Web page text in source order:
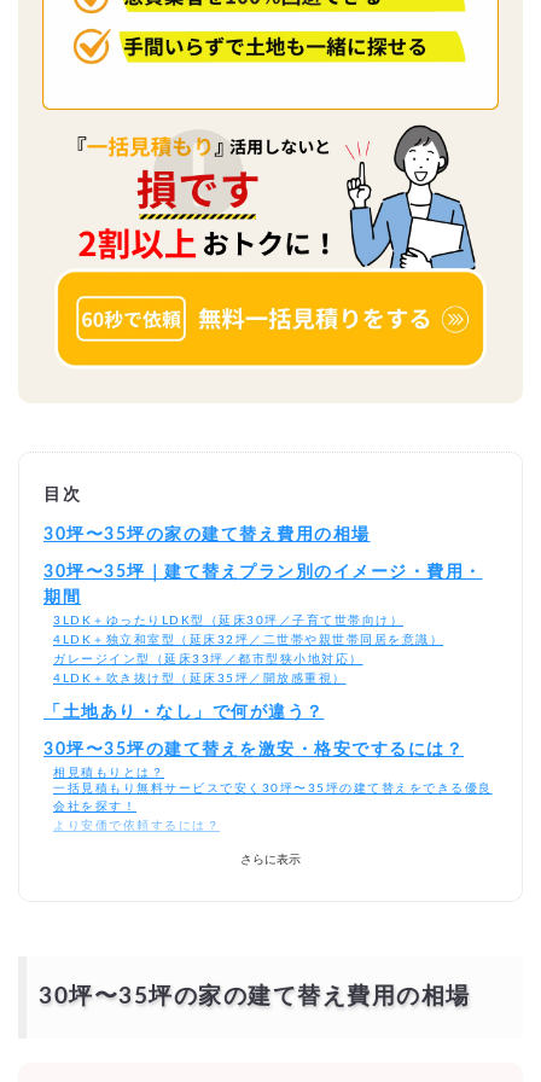
目次
30坪〜35坪の家の建て替え費用の相場
30坪〜35坪｜建て替えプラン別のイメージ・費用・
期間
3LDK＋ゆったりLDK型（延床30坪／子育て世帯向け）
4LDK＋独立和室型（延床32坪／二世帯や親世帯同居を意識）
ガレージイン型（延床33坪／都市型狭小地対応）
4LDK＋吹き抜け型（延床35坪／開放感重視）
「土地あり・なし」で何が違う？
30坪〜35坪の建て替えを激安・格安でするには？
相見積もりとは？
一括見積もり無料サービスで安く30坪〜35坪の建て替えをできる優良
会社を探す！
より安価で依頼するには？
さらに表示
30坪〜35坪の家の建て替え費用の相場